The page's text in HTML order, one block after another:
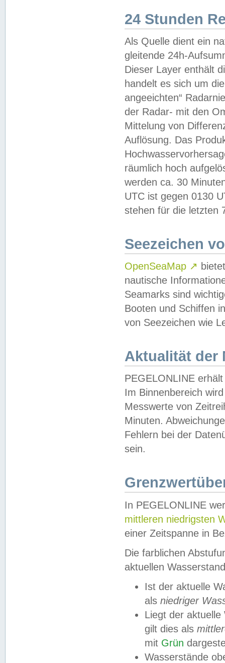
24 Stunden
Als Quelle dient ein
gleitende 24h-
Dieser Layer enthält
handelt es sich um
angeeichten“
der Radar- mit den
Mittelung von
Auflösung. Das
räumlich hoch
werden ca. 30
UTC ist gegen 0130
stehen für die letzten
Seezeichen
OpenSeaMap ↗
nautische
Seamarks sind
Booten und Schiffen
von Seezeichen wie
Aktualität der
PEGELONLINE
Im Binnenbereich
Messwerte von
Minuten.
Fehlern bei der
sein.
In PEGELONLINE
mittleren niedrigsten
einer Zeitspanne in
Die farblichen
aktuellen
Ist der aktuelle
als niedriger
Liegt der
gilt dies als
mit Grün
Wasserstände